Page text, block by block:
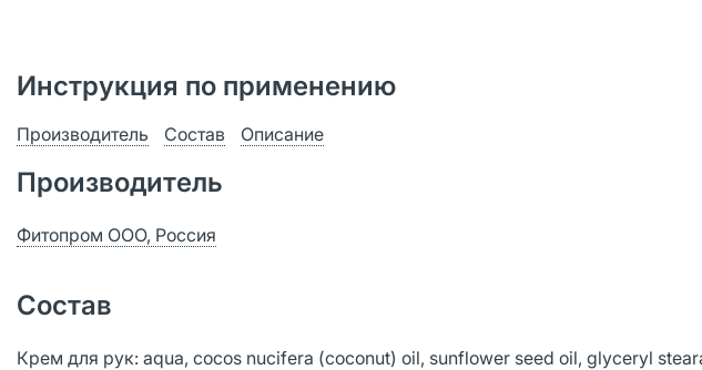
Инструкция по применению
Производитель Состав Описание
Производитель
Фитопром ООО, Россия
Состав
Крем для рук: aqua, cocos nucifera (coconut) oil, sunflower seed oil, glyceryl